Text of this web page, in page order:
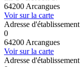
64200 Arcangues
Voir sur la carte
Adresse d'établissement
0
64200 Arcangues
Voir sur la carte
Adresse d'établissement